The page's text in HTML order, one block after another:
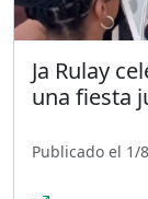
Ja Rulay
una fiesta
Publicado el 1/